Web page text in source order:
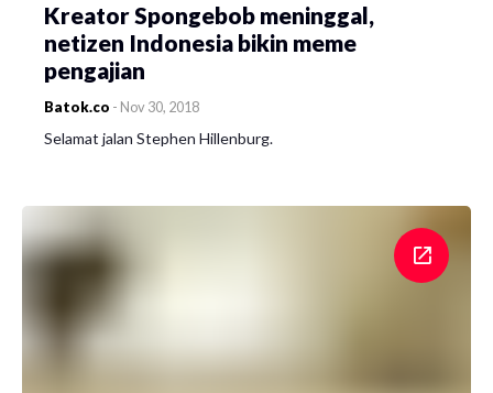
Kreator Spongebob meninggal,
netizen Indonesia bikin meme
pengajian
Batok.co - Nov 30, 2018
Selamat jalan Stephen Hillenburg.